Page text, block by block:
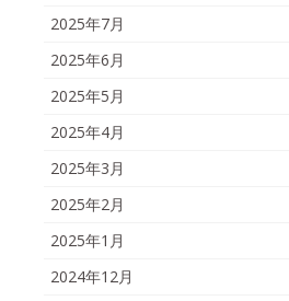
2025年7月
2025年6月
2025年5月
2025年4月
2025年3月
2025年2月
2025年1月
2024年12月